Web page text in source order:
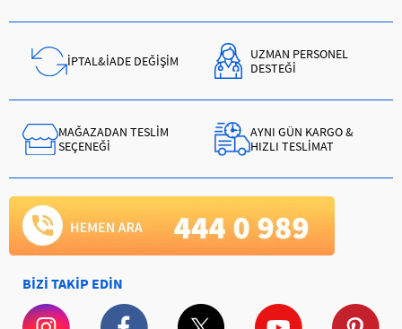
İPTAL&İADE DEĞİŞİM
UZMAN PERSONEL
DESTEĞİ
MAĞAZADAN TESLİM
SEÇENEĞİ
AYNI GÜN KARGO &
HIZLI TESLİMAT
BİZİ TAKİP EDİN